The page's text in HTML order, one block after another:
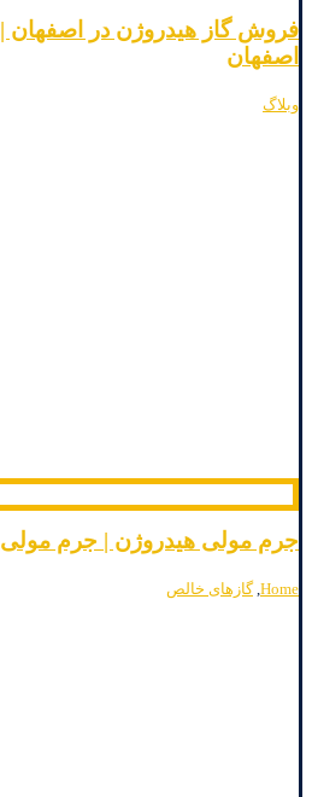
اصفهان
وبلاگ
جرم مولی هیدروژن | جرم مولی H2
Home
,گازهای خالص